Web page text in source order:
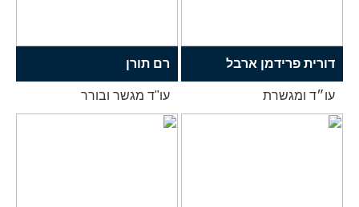
דורית פרידמן ארבל
עו״ד ומגשרת
רם תורן
עו"ד מגשר ובורר